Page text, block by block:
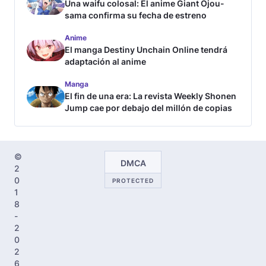
Una waifu colosal: El anime Giant Ojou-
sama confirma su fecha de estreno
Anime
El manga Destiny Unchain Online tendrá
adaptación al anime
Manga
El fin de una era: La revista Weekly Shonen
Jump cae por debajo del millón de copias
©
2
0
1
8
-
2
0
2
6
DMCA
PROTECTED